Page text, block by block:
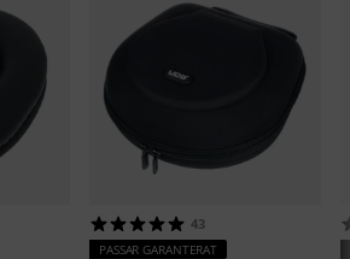
43
PASSAR GARANTERAT